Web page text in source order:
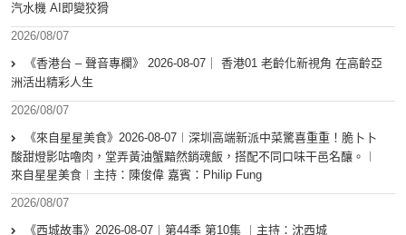
汽水機 AI即變狡猾
2026/08/07
《香港台 – 聲音專欄》 2026-08-07｜ 香港01 老齡化新視角 在高齡亞
洲活出精彩人生
2026/08/07
《來自星星美食》2026-08-07︱深圳高端新派中菜驚喜重重！脆卜卜
酸甜燈影咕嚕肉，堂弄黃油蟹黯然銷魂飯，搭配不同口味干邑名釀。︱
來自星星美食︱主持：陳俊偉 嘉賓：Philip Fung
2026/08/07
《西城故事》2026-08-07︱第44季 第10集 ︱主持：沈西城